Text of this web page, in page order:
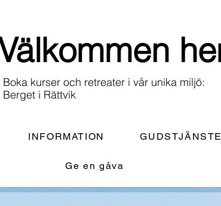
Boka kurser och retreater i vår unika miljö:
Berget i Rättvik
INFORMATION
Ge en gåva